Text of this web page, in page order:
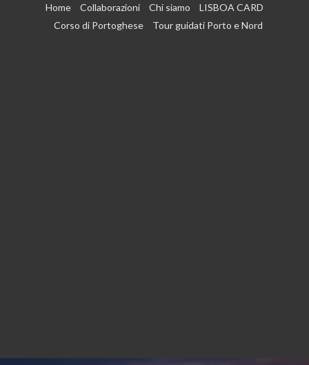
Home Collaborazioni Chi siamo
LISBOA CARD
Corso di Portoghese
Tour guidati Porto e Nord